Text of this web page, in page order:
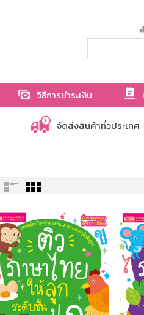
วิธีการชำระเงิน
จัดส่งสินค้าทั่วประเทศ